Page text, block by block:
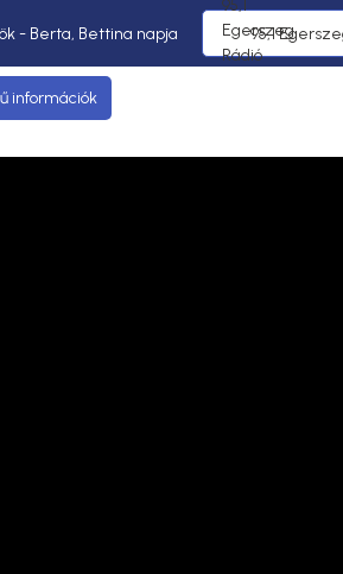
- Berta, Bettina napja 95,1
információk